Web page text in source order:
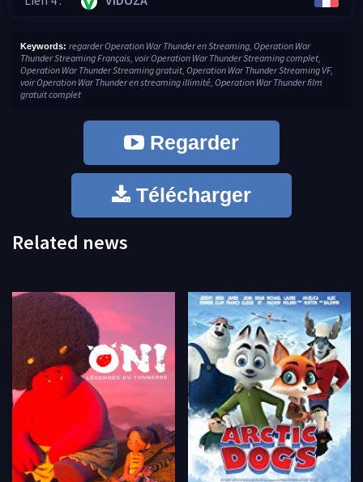
Keywords: regarder Operation War Thunder en Streaming, Operation War
Thunder Streaming Français, voir Operation War Thunder Streaming complet,
Operation War Thunder Streaming gratuit, Operation War Thunder Streaming VF,
voir Operation War Thunder en streaming illimité, Operation War Thunder film
gratuit complet
Regarder
Télécharger
Related news